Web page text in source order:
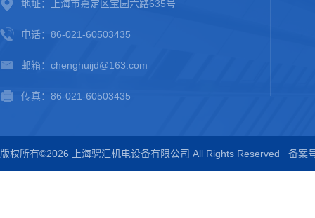
地址：上海市嘉定区宝园六路635号
电话：86-021-60503435
邮箱：chenghuijd@163.com
传真：86-021-60503435
版权所有©2026 上海骋汇机电设备有限公司 All Rights Reserved 备案